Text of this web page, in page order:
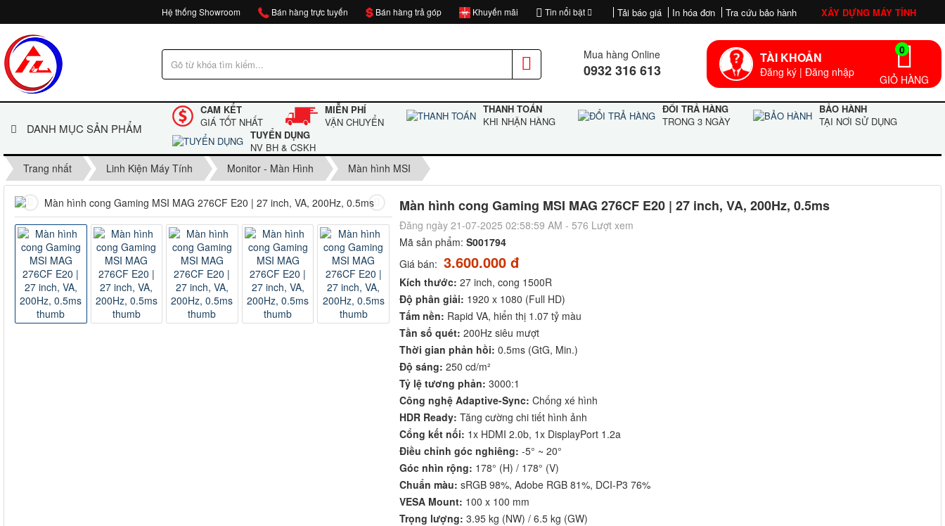
Hệ thống Showroom Bán hàng trực tuyến Bán hàng trả góp Khuyến mãi Tin nổi bật Tải báo giá In hóa đơn Tra cứu bảo hành XÂY DỰNG MÁY TÍNH
Mua hàng Online
0932 316 613
TÀI KHOẢN
Đăng ký | Đăng nhập
0
GIỎ HÀNG
DANH MỤC SẢN PHẨM
CAM KẾT
GIÁ TỐT NHẤT
MIỄN PHÍ
VẬN CHUYỂN
THANH TOÁN
KHI NHẬN HÀNG
ĐỔI TRẢ HÀNG
TRONG 3 NGÀY
BẢO HÀNH
TẠI NƠI SỬ DỤNG
TUYỂN DỤNG
NV BH & CSKH
Trang nhất Linh Kiện Máy Tính Monitor - Màn Hình Màn hình MSI
Màn hình cong Gaming MSI MAG 276CF E20 | 27 inch, VA, 200Hz, 0.5ms
Đăng ngày 21-07-2025 02:58:59 AM - 576 Lượt xem
Mã sản phẩm: S001794
Giá bán: 3.600.000 đ
Kích thước: 27 inch, cong 1500R
Độ phân giải: 1920 x 1080 (Full HD)
Tấm nền: Rapid VA, hiển thị 1.07 tỷ màu
Tần số quét: 200Hz siêu mượt
Thời gian phản hồi: 0.5ms (GtG, Min.)
Độ sáng: 250 cd/m²
Tỷ lệ tương phản: 3000:1
Công nghệ Adaptive-Sync: Chống xé hình
HDR Ready: Tăng cường chi tiết hình ảnh
Cổng kết nối: 1x HDMI 2.0b, 1x DisplayPort 1.2a
Điều chỉnh góc nghiêng: -5° ~ 20°
Góc nhìn rộng: 178° (H) / 178° (V)
Chuẩn màu: sRGB 98%, Adobe RGB 81%, DCI-P3 76%
VESA Mount: 100 x 100 mm
Trọng lượng: 3.95 kg (NW) / 6.5 kg (GW)